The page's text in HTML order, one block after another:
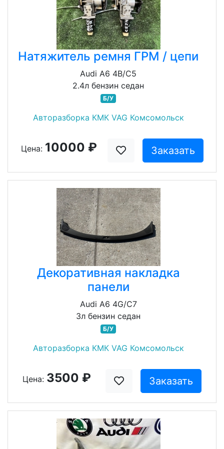
Натяжитель ремня ГРМ / цепи
Audi A6 4B/C5
2.4л бензин седан
Б/У
Авторазборка КМК VAG Комсомольск
Цена: 10000 ₽ Заказать
Декоративная накладка
панели
Audi A6 4G/C7
3л бензин седан
Б/У
Авторазборка КМК VAG Комсомольск
Цена: 3500 ₽ Заказать